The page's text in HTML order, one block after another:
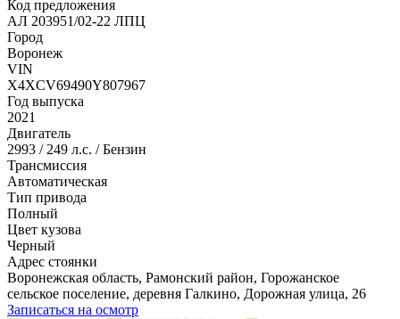
Код предложения
АЛ 203951/02-22 ЛПЦ
Город
Воронеж
VIN
X4XCV69490Y807967
Год выпуска
2021
Двигатель
2993 / 249 л.с. / Бензин
Трансмиссия
Автоматическая
Тип привода
Полный
Цвет кузова
Черный
Адрес стоянки
Воронежская область, Рамонский район, Горожанское
сельское поселение, деревня Галкино, Дорожная улица, 26
Записаться на осмотр